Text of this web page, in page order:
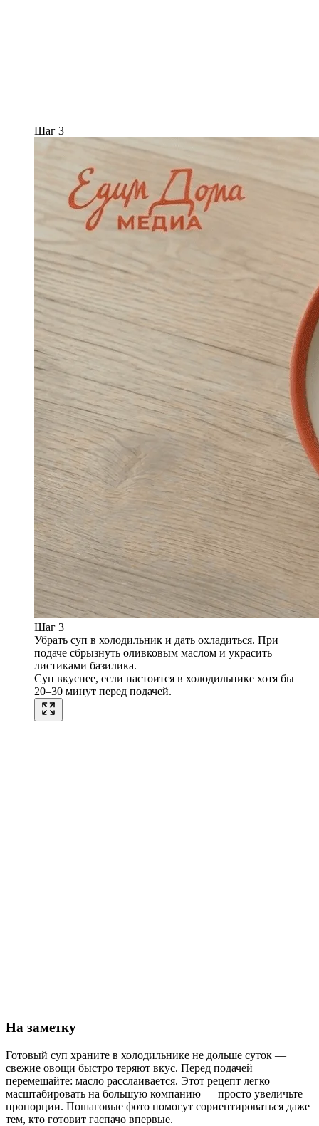
Шаг 3
Шаг 3
Убрать суп в холодильник и дать охладиться. При
подаче сбрызнуть оливковым маслом и украсить
листиками базилика.
Суп вкуснее, если настоится в холодильнике хотя бы
20–30 минут перед подачей.
На заметку
Готовый суп храните в холодильнике не дольше суток —
свежие овощи быстро теряют вкус. Перед подачей
перемешайте: масло расслаивается. Этот рецепт легко
масштабировать на большую компанию — просто увеличьте
пропорции. Пошаговые фото помогут сориентироваться даже
тем, кто готовит гаспачо впервые.